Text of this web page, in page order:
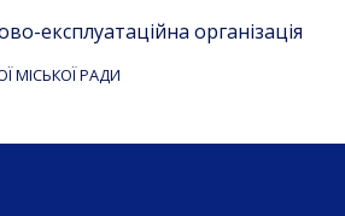
експлуатаційна організація
МІСЬКОЇ РАДИ